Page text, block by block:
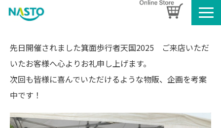
製品情報
お知らせ
採用情報
先日開催されました箕面歩行者天国2025 ご来店いただ
いたお客様へ心よりお礼申し上げます。
次回も皆様に喜んでいただけるような物販、企画を考案
中です！